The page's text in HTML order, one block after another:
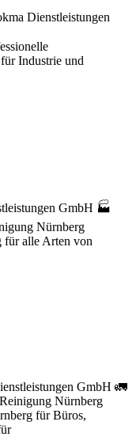
Dienstleistungen
Industrie und
GmbH 🏭
Nürnberg
für alle Arten von
GmbH 🚛
Nürnberg
für Büros,